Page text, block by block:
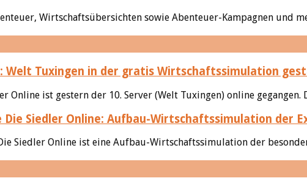
Wirtschaftsübersichten sowie Abenteuer-Kampagnen und
Welt Tuxingen in der gratis Wirtschaftssimulation
ist gestern der 10. Server (Welt Tuxingen) online gegangen.
Die Siedler Online: Aufbau-Wirtschaftssimulation der
Siedler Online ist eine Aufbau-Wirtschaftssimulation der